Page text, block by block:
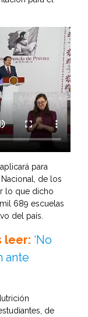
para
de los
lo que dicho
689 escuelas
del país.
leer: ‘No
ante
de